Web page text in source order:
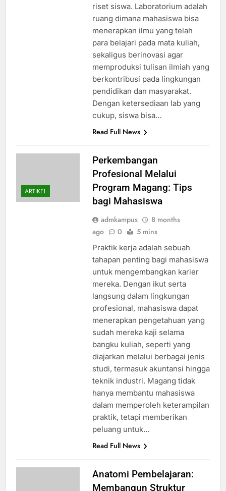
riset siswa. Laboratorium adalah
ruang dimana mahasiswa bisa
menerapkan ilmu yang telah
para belajari pada mata kuliah,
sekaligus berinovasi agar
memproduksi tulisan ilmiah yang
berkontribusi pada lingkungan
pendidikan dan masyarakat.
Dengan ketersediaan lab yang
cukup, siswa bisa…
Read Full News
ARTIKEL
Perkembangan
Profesional Melalui
Program Magang: Tips
bagi Mahasiswa
admkampus
8 months
ago
0 5 mins
Praktik kerja adalah sebuah
tahapan penting bagi mahasiswa
untuk mengembangkan karier
mereka. Dengan ikut serta
langsung dalam lingkungan
profesional, mahasiswa dapat
menerapkan pengetahuan yang
sudah mereka kaji selama
bangku kuliah, seperti yang
diajarkan melalui berbagai jenis
studi, termasuk akuntansi hingga
teknik industri. Magang tidak
hanya membantu mahasiswa
dalam memperoleh keterampilan
praktik, tetapi memberikan
peluang untuk…
Read Full News
Anatomi Pembelajaran:
Membangun Struktur